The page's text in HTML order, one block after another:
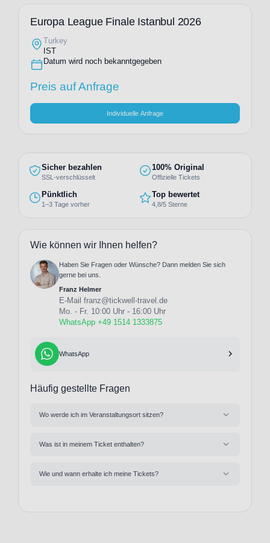
Europa League Finale Istanbul 2026
Turkey
IST
Datum wird noch bekanntgegeben
Preis auf Anfrage
Individuelle Anfrage
Sicher bezahlen
SSL-verschlüsselt
100% Original
Offizielle Tickets
Pünktlich
1–3 Tage vorher
Top bewertet
4,8/5 Sterne
Wie können wir Ihnen helfen?
Haben Sie Fragen oder Wünsche? Dann melden Sie sich
gerne bei uns.
Franz Helmer
E-Mail franz@tickwell-travel.de
Mo. - Fr. 10:00 Uhr - 16:00 Uhr
WhatsApp +49 1514 1333875
WhatsApp
Häufig gestellte Fragen
Wo werde ich im Veranstaltungsort sitzen?
Was ist in meinem Ticket enthalten?
Wie und wann erhalte ich meine Tickets?